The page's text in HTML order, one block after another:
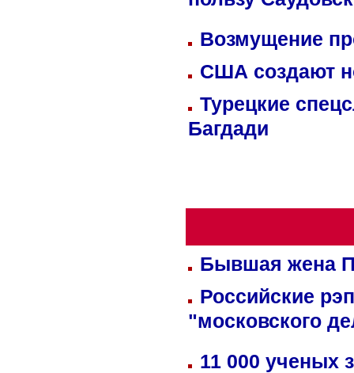
Возмущение
США создают
Турецкие
Багдади
Бывшая жена
Российские
"московского
11 000 ученых